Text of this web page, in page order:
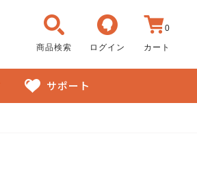
商品検索 ログイン
0
カート
サポート